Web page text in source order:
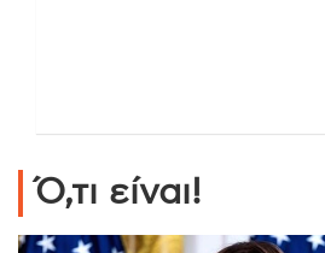
Ό,τι είναι!